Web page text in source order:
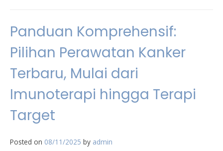
Panduan Komprehensif:
Pilihan Perawatan Kanker
Terbaru, Mulai dari
Imunoterapi hingga Terapi
Target
Posted on 08/11/2025 by admin